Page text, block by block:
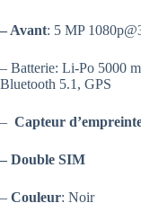
– Avant: 5 MP
– Batterie: Li-Po 5000
Bluetooth 5.1, GPS
– Capteur
– Double SIM
– Couleur: Noir